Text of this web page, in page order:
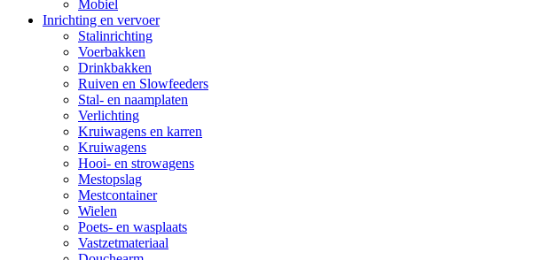
Mobiel
Inrichting en vervoer
Stalinrichting
Voerbakken
Drinkbakken
Ruiven en Slowfeeders
Stal- en naamplaten
Verlichting
Kruiwagens en karren
Kruiwagens
Hooi- en strowagens
Mestopslag
Mestcontainer
Wielen
Poets- en wasplaats
Vastzetmateriaal